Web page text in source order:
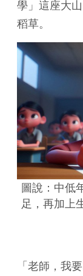
學」這座大
稻草。
圖說：中低
足，再加上
「老師，我